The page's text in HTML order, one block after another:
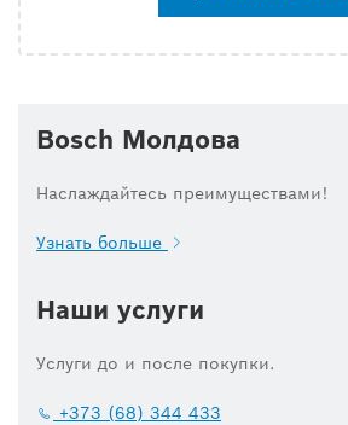
Bosch Молдова
Наслаждайтесь преимуществами!
Узнать больше
Наши услуги
Услуги до и после покупки.
+373 (68) 344 433